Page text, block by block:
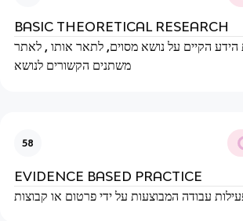
BASIC THEORETICAL RESEARCH
הקיים על נושא מסוים, לתאר אותו , לאתר
משתנים הקשורים לנושא
58
EVIDENCE BASED PRACTICE
עבודה המבוצעות על ידי פרטום או קבוצות